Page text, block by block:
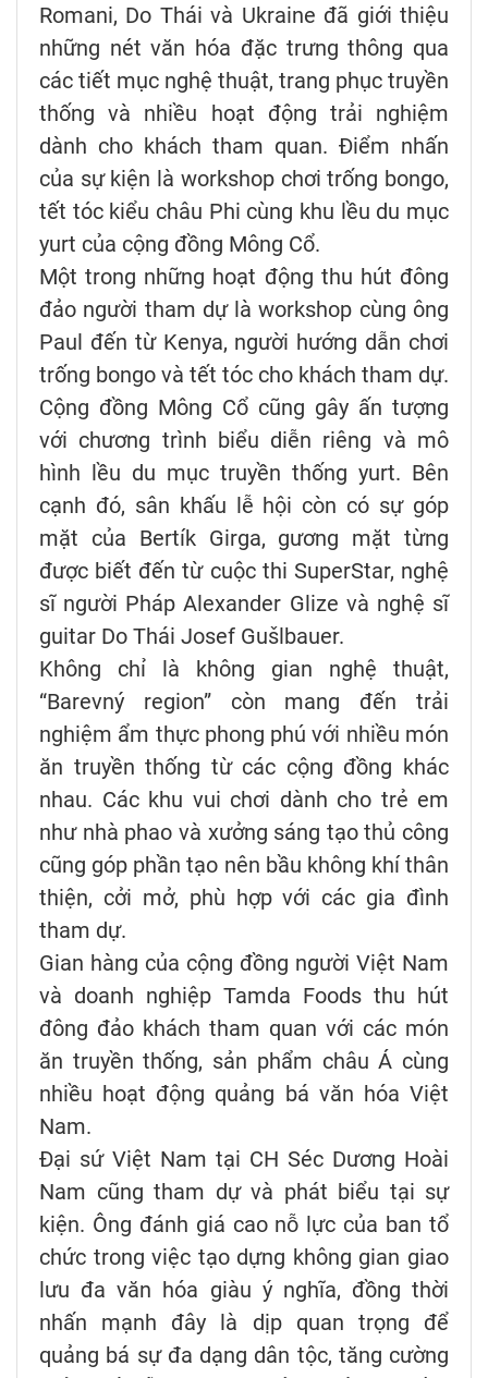
Romani, Do Thái và Ukraine đã giới thiệu
những nét văn hóa đặc trưng thông qua
các tiết mục nghệ thuật, trang phục truyền
thống và nhiều hoạt động trải nghiệm
dành cho khách tham quan. Điểm nhấn
của sự kiện là workshop chơi trống bongo,
tết tóc kiểu châu Phi cùng khu lều du mục
yurt của cộng đồng Mông Cổ.
Một trong những hoạt động thu hút đông
đảo người tham dự là workshop cùng ông
Paul đến từ Kenya, người hướng dẫn chơi
trống bongo và tết tóc cho khách tham dự.
Cộng đồng Mông Cổ cũng gây ấn tượng
với chương trình biểu diễn riêng và mô
hình lều du mục truyền thống yurt. Bên
cạnh đó, sân khấu lễ hội còn có sự góp
mặt của Bertík Girga, gương mặt từng
được biết đến từ cuộc thi SuperStar, nghệ
sĩ người Pháp Alexander Glize và nghệ sĩ
guitar Do Thái Josef Gušlbauer.
Không chỉ là không gian nghệ thuật,
“Barevný region” còn mang đến trải
nghiệm ẩm thực phong phú với nhiều món
ăn truyền thống từ các cộng đồng khác
nhau. Các khu vui chơi dành cho trẻ em
như nhà phao và xưởng sáng tạo thủ công
cũng góp phần tạo nên bầu không khí thân
thiện, cởi mở, phù hợp với các gia đình
tham dự.
Gian hàng của cộng đồng người Việt Nam
và doanh nghiệp Tamda Foods thu hút
đông đảo khách tham quan với các món
ăn truyền thống, sản phẩm châu Á cùng
nhiều hoạt động quảng bá văn hóa Việt
Nam.
Đại sứ Việt Nam tại CH Séc Dương Hoài
Nam cũng tham dự và phát biểu tại sự
kiện. Ông đánh giá cao nỗ lực của ban tổ
chức trong việc tạo dựng không gian giao
lưu đa văn hóa giàu ý nghĩa, đồng thời
nhấn mạnh đây là dịp quan trọng để
quảng bá sự đa dạng dân tộc, tăng cường